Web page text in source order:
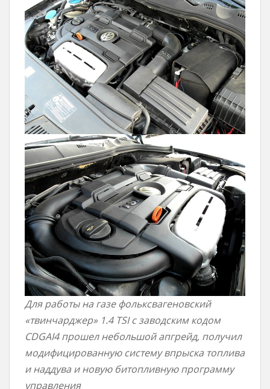
Для работы на газе фольксвагеновский
«твинчарджер» 1.4 TSI с заводским кодом
CDGAI4 прошел небольшой апгрейд, получил
модифицированную систему впрыска топлива
и наддува и новую битопливную программу
управления